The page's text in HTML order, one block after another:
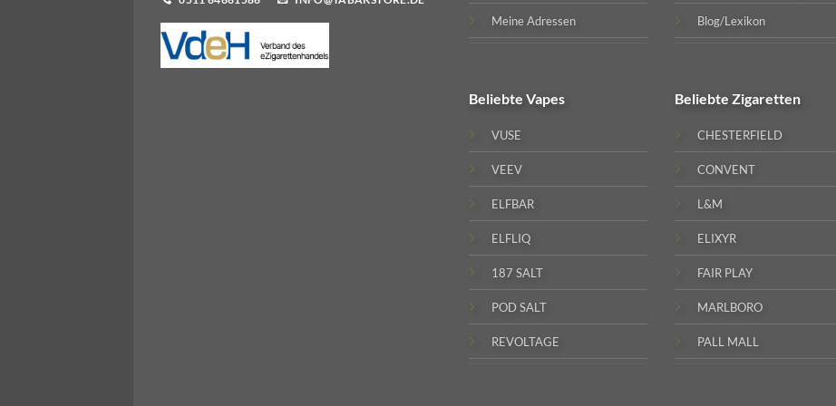
Meine Adressen Blog/Lexikon
BeliebteVapes
VUSE
VEEV
ELFBAR
ELFLIQ
187 SALT
POD SALT
REVOLTAGE
Beliebte Zigaretten
CHESTERFIELD
CONVENT
L&M
ELIXYR
FAIR PLAY
MARLBORO
PALL MALL